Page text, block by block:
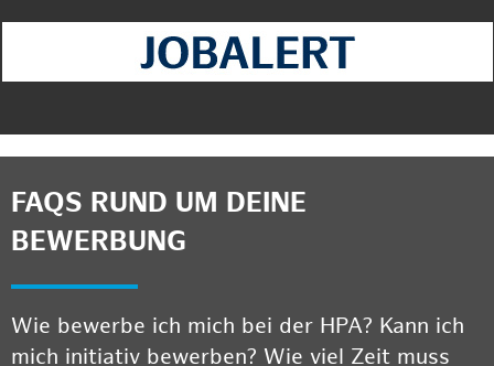
FAQS RUND UM DEINE
BEWERBUNG
Wie bewerbe ich mich bei der HPA? Kann ich
mich initiativ bewerben? Wie viel Zeit muss